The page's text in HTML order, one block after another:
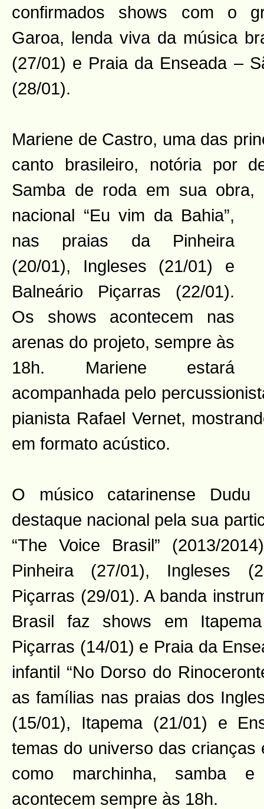
confirmados shows com o
Garoa, lenda viva da música
(27/01) e Praia da Enseada –
(28/01).
Mariene de Castro, uma das
canto brasileiro, notória por
Samba de roda em sua
nacional “Eu vim da Bahia”,
nas praias da Pinheira
(20/01), Ingleses (21/01) e
Balneário Piçarras (22/01).
Os shows acontecem nas
arenas do projeto, sempre às
18h. Mariene estará
acompanhada pelo
pianista Rafael Vernet,
em formato acústico.
O músico catarinense Dudu
destaque nacional pela sua
“The Voice Brasil” (2013/
Pinheira (27/01), Ingleses
Piçarras (29/01). A banda
Brasil faz shows em
Piçarras (14/01) e Praia da
infantil “No Dorso do
as famílias nas praias dos
(15/01), Itapema (21/01) e
temas do universo das crianças
como marchinha, samba
acontecem sempre às 18h.